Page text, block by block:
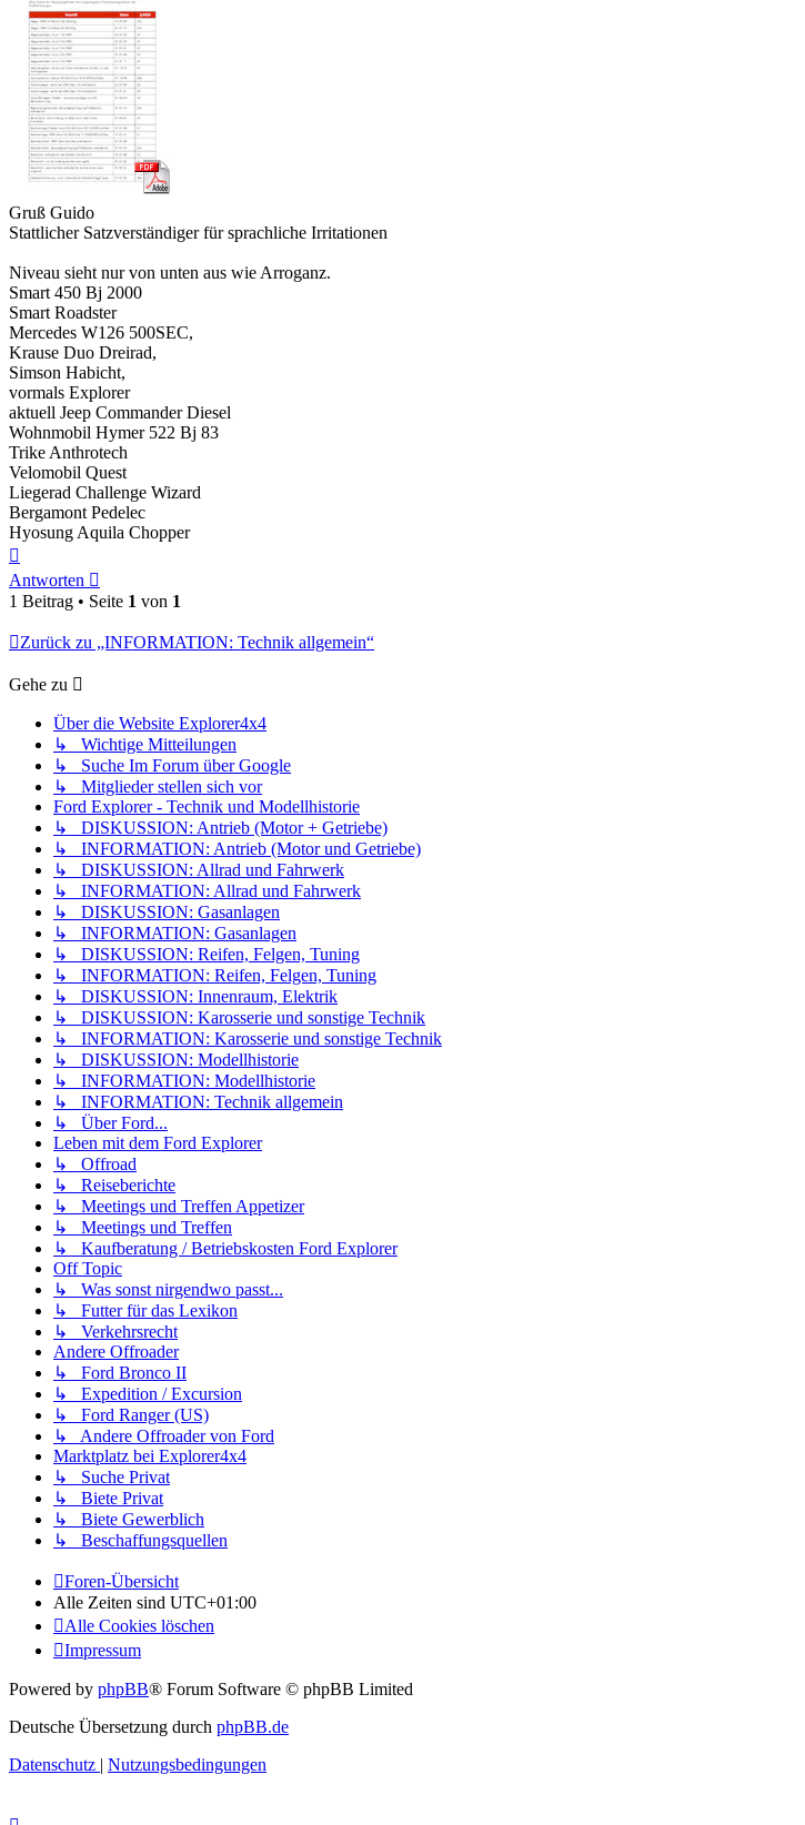
Gruß Guido
Stattlicher Satzverständiger für sprachliche Irritationen
Niveau sieht nur von unten aus wie Arroganz.
Smart 450 Bj 2000
Smart Roadster
Mercedes W126 500SEC,
Krause Duo Dreirad,
Simson Habicht,
vormals Explorer
aktuell Jeep Commander Diesel
Wohnmobil Hymer 522 Bj 83
Trike Anthrotech
Velomobil Quest
Liegerad Challenge Wizard
Bergamont Pedelec
Hyosung Aquila Chopper
oben
Antworten
1 Beitrag • Seite 1 von 1
Zurück zu „INFORMATION: Technik allgemein“
Gehe zu
Über die Website Explorer4x4
↳ Wichtige Mitteilungen
↳ Suche Im Forum über Google
↳ Mitglieder stellen sich vor
Ford Explorer - Technik und Modellhistorie
↳ DISKUSSION: Antrieb (Motor + Getriebe)
↳ INFORMATION: Antrieb (Motor und Getriebe)
↳ DISKUSSION: Allrad und Fahrwerk
↳ INFORMATION: Allrad und Fahrwerk
↳ DISKUSSION: Gasanlagen
↳ INFORMATION: Gasanlagen
↳ DISKUSSION: Reifen, Felgen, Tuning
↳ INFORMATION: Reifen, Felgen, Tuning
↳ DISKUSSION: Innenraum, Elektrik
↳ DISKUSSION: Karosserie und sonstige Technik
↳ INFORMATION: Karosserie und sonstige Technik
↳ DISKUSSION: Modellhistorie
↳ INFORMATION: Modellhistorie
↳ INFORMATION: Technik allgemein
↳ Über Ford...
Leben mit dem Ford Explorer
↳ Offroad
↳ Reiseberichte
↳ Meetings und Treffen Appetizer
↳ Meetings und Treffen
↳ Kaufberatung / Betriebskosten Ford Explorer
Off Topic
↳ Was sonst nirgendwo passt...
↳ Futter für das Lexikon
↳ Verkehrsrecht
Andere Offroader
↳ Ford Bronco II
↳ Expedition / Excursion
↳ Ford Ranger (US)
↳ Andere Offroader von Ford
Marktplatz bei Explorer4x4
↳ Suche Privat
↳ Biete Privat
↳ Biete Gewerblich
↳ Beschaffungsquellen
Foren-Übersicht
Alle Zeiten sind UTC+01:00
Alle Cookies löschen
Impressum
Powered by phpBB® Forum Software © phpBB Limited
Deutsche Übersetzung durch phpBB.de
Datenschutz | Nutzungsbedingungen